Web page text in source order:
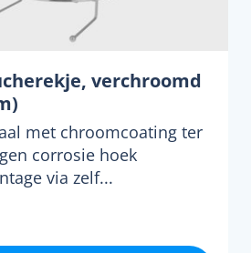
verchroomd
met chroomcoating ter
corrosie hoek
via zelf...